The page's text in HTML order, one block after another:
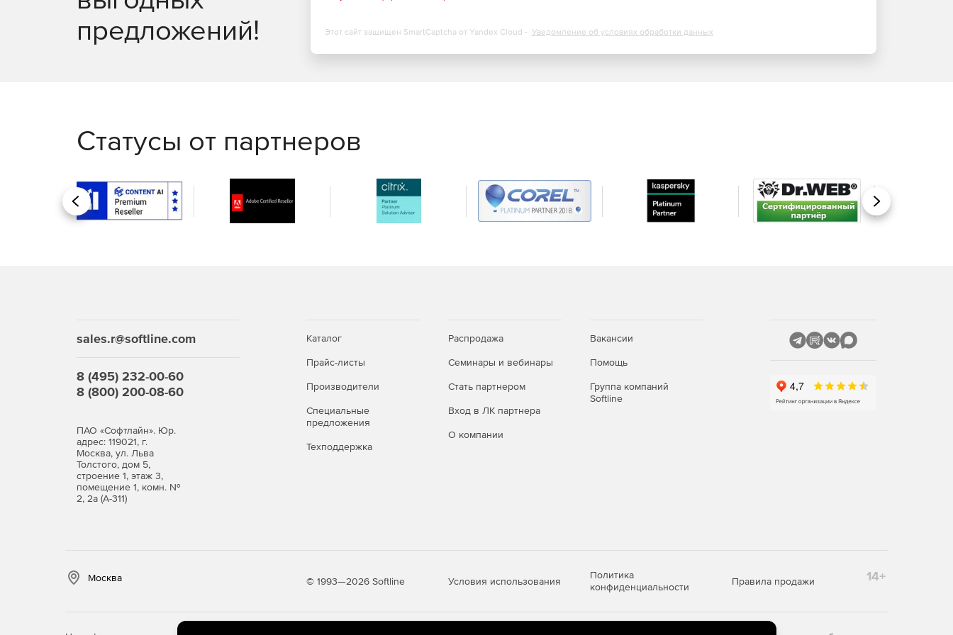
в реальном времени, удаленное подключение к серверам и браузеру.
Управление рутинными задачами IT-менеджмента и устранение неполадок первого уровня с
Доступ к более 100 шаблонам отчетов для просмотра тенденций производительности,
использования и пропускной способности сети.
предложений!
Этот сайт защищен SmartCaptcha от Yandex Cloud - Уведомление об условиях обработки данных
Статусы от партнеров
Назад Вперед
sales.r@softline.com
8 (495) 232-00-60
8 (800) 200-08-60
ПАО «Софтлайн». Юр.
адрес: 119021, г.
Москва, ул. Льва
Толстого, дом 5,
строение 1, этаж 3,
помещение 1, комн. №
2, 2а (А-311)
Каталог
Прайс-листы
Производители
Специальные
предложения
Техподдержка
Распродажа
Семинары и вебинары
Стать партнером
Вход в ЛК партнера
О компании
Вакансии
Помощь
Группа компаний
Softline
Москва © 1993—2026 Softline Условия использования
Политика
конфиденциальности
Правила продажи 14+